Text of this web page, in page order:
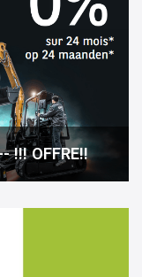
!!! OFFRE!!